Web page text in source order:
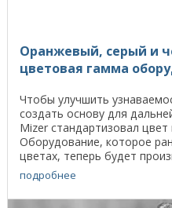
Оранжевый, серый и
цветовая гамма
Чтобы улучшить
создать основу для
Mizer стандартизовал
Оборудование, которое
цветах, теперь будет
подробнее